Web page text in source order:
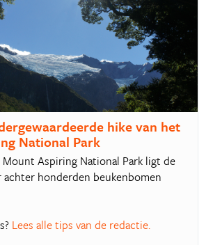
hike van het
National Park
Aspiring National Park ligt de
achter honderden beukenbomen
Lees alle tips van de redactie.